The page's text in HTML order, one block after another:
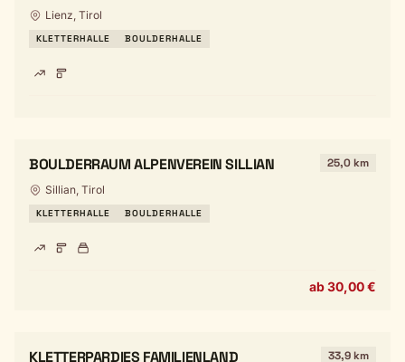
Lienz, Tirol
KLETTERHALLE BOULDERHALLE
BOULDERRAUM ALPENVEREIN SILLIAN 25,0 km
Sillian, Tirol
KLETTERHALLE BOULDERHALLE
ab 30,00 €
KLETTERPARDIES FAMILIENLAND 33,9 km